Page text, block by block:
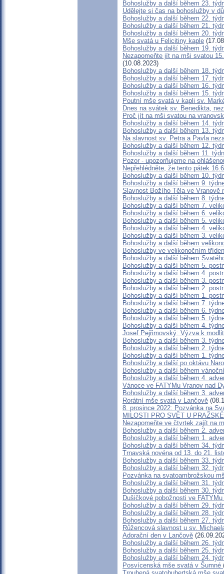
Bohoslužby a další během 23.
Udělejte si čas na bohoslužby v
Bohoslužby a další během 22.
Bohoslužby a další během 21.
Bohoslužby a další během 20.
Mše svatá u Felicitiny kaple
Bohoslužby a další během 19.
Nezapomeňte jít na mši svatou
(10.08.2023)
Bohoslužby a další během 18.
Bohoslužby a další během 17.
Bohoslužby a další během 16.
Bohoslužby a další během 15.
Poutní mše svatá v kapli sv.
Dnes na svátek sv. Benedikta,
Proč jít na mši svatou na
Bohoslužby a další během 14.
Bohoslužby a další během 13.
Na slavnost sv. Petra a Pavla
Bohoslužby a další během 12.
Bohoslužby a další během 11.
Pozor - upozorňujeme na
Nepřehlédněte, že tento pátek
Bohoslužby a další během 10.
Bohoslužby a další během 9.
Slavnost Božího Těla ve Vranově
Bohoslužby a další během 8.
Bohoslužby a další během 7.
Bohoslužby a další během 6.
Bohoslužby a další během 5.
Bohoslužby a další během 4.
Bohoslužby a další během 3.
Bohoslužby a další během
Bohoslužby ve velikonočním
Bohoslužby a další během
Bohoslužby a další během 5.
Bohoslužby a další během 4.
Bohoslužby a další během 3.
Bohoslužby a další během 2.
Bohoslužby a další během 1.
Bohoslužby a další během 7.
Bohoslužby a další během 6.
Bohoslužby a další během 5.
Bohoslužby a další během 4.
Josef Pejřimovský: Výzva k
Bohoslužby a další během 3.
Bohoslužby a další během 2.
Bohoslužby a další během 1.
Bohoslužby a další po oktávu
Bohoslužby a další během
Bohoslužby a další během 4.
Vánoce ve FATYMu Vranov nad
Bohoslužby a další během 3.
Rorátní mše svatá v Lančově
8. prosince 2022: Pozvánka na
MILOSTI PRO SVĚT U
Nezapomeňte ve čtvrtek zajít na
Bohoslužby a další během 2.
Bohoslužby a další během 1.
Bohoslužby a další během 34.
Trnavská novéna od 13. do 21.
Bohoslužby a další během 33.
Bohoslužby a další během 32.
Pozvánka na svatoambrožskou
Bohoslužby a další během 31.
Bohoslužby a další během 30.
Dušičkové pobožnosti ve
Bohoslužby a další během 29.
Bohoslužby a další během 28.
Bohoslužby a další během 27.
Růžencová slavnost u sv.
Adorační den v Lančově
Bohoslužby a další během 26.
Bohoslužby a další během 25.
Bohoslužby a další během 24.
Posvícenská mše svatá v Šumné